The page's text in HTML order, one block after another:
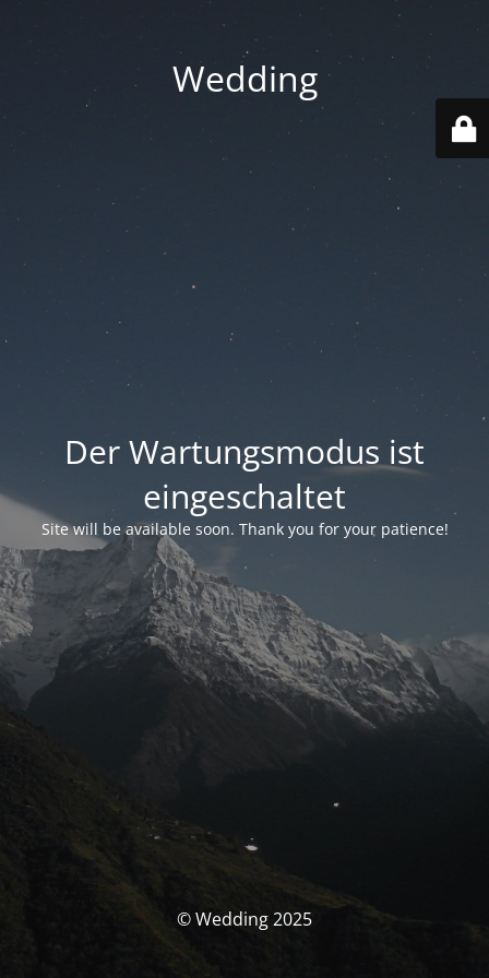
Wedding
Der Wartungsmodus ist
eingeschaltet
Site will be available soon. Thank you for your patience!
© Wedding 2025